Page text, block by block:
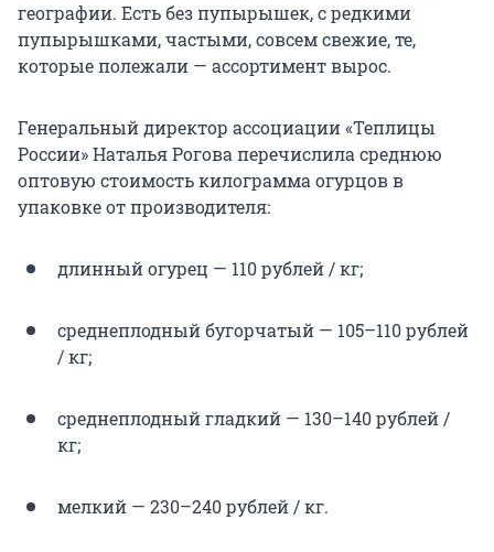
географии. Есть без пупырышек, с редкими
пупырышками, частыми, совсем свежие, те,
которые полежали — ассортимент вырос.
Генеральный директор ассоциации «Теплицы
России» Наталья Рогова перечислила среднюю
оптовую стоимость килограмма огурцов в
упаковке от производителя:
длинный огурец — 110 рублей / кг;
среднеплодный бугорчатый — 105–110 рублей
/ кг;
среднеплодный гладкий — 130–140 рублей /
кг;
мелкий — 230–240 рублей / кг.